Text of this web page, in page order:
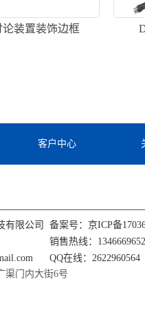
论装置装饰边框
客户中心
有限公司 备案号： 京ICP备
销售热线：
QQ在线：2622960564
渠门内大街6号